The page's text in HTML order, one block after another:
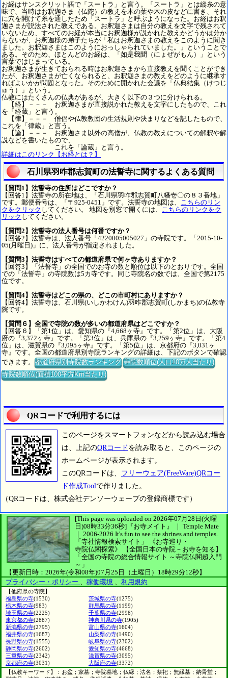
お経はサンスクリット語で「スートラ」と言う。「スートラ」とは縦糸の意
味で、当時はお釈迦さま（仏陀）の教えを木の葉や木の皮などに書き、それ
に穴を開けて糸を通したため「スートラ」と呼ぶようになった。お経はお釈
迦さまが説法された教えである。お釈迦さまは自分の教えを文字で残されて
いないため、すべてのお経が本当にお釈迦様が説かれた教えかどうかは分か
らないが、お釈迦様の弟子たちが「私はお釈迦さまの教えをこのように聞き
ました。お釈迦さまはこのようにおっしゃられていました。」ということで
ある。そのため、ほとんどのお経は、「如是我聞（にょぜがもん）」という
言葉ではじまっている。
お釈迦さまが生きておられる時はお釈迦さまから直接教えを聞くことができ
たが、お釈迦さまが亡くなられると、お釈迦さまの教えをどのように継承す
ればよいかが問題となった。そのために開かれた会議を「仏典結集（けつじ
ゅう）」という。
仏教にはたくさんの仏典があるが、大きく以下の３つに分けられる。
【経】－－－ お釈迦さまが直接説かれた教えを文字にしたもので、これ
を「経蔵」と言う。
【律】－－－ 僧侶や仏教教団の生活規則や決まりなどを記したもので、
これを「律蔵」と言う。
【論】－－－ お釈迦さま以外の高僧が、仏教の教えについての解釈や解
説などを書いたもので、
これを「論蔵」と言う。
詳細はこのリンク【お経とは？】
石川県羽咋郡志賀町の法誓寺に関するよくある質問
【質問1】法誓寺の住所はどこですか？
【回答1】法誓寺の所在地は、「石川県羽咋郡志賀町八幡壱〇の８３番地」
です。郵便番号は、「〒925-0451」です。法誓寺の地図は、 こちらのリン
クをクリック してください。 地図を別窓で開くには、 こちらのリンクをク
リック してください。
【質問2】法誓寺の法人番号は何番ですか？
【回答2】法誓寺は、法人番号「4220005005027」の寺院です。「2015-10-
05(月曜日)」に、法人番号が指定されました。
【質問3】法誓寺はすべての都道府県で何ヶ寺ありますか？
【回答3】「法誓寺」の全国でのお寺の数と順位は以下のとおりです。全国
での「法誓寺」の寺院数は5カ寺です。同じ寺院名の数では、全国で第2175
位です。
【質問4】法誓寺はどこの県の、どこの市町村にありますか？
【回答4】法誓寺は、石川県(いしかわけん)羽咋郡志賀町(しかまち)の仏教寺
院です。
【質問６】全国で寺院の数が多いの都道府県はどこですか？
【回答６】「第1位」は、愛知県の『4,668ヶ寺』です。「第2位」は、大阪
府の『3,372ヶ寺』です。「第3位」は、兵庫県の『3,259ヶ寺』です。「第4
位」は、滋賀県の『3,095ヶ寺』です。「第5位」は、京都府の『3,031ヶ
寺』です。全国の都道府県別寺院ランキングの詳細は、下記のボタンで確認
できます。都道府県別寺院数ランキング 寺院数順位(人口10万人当たり)
寺院数順位(面積100平方Km当たり)
QRコードで利用するには
このページをスマートフォンなどから読み込む場合
は、上記のQRコード を読み取ると、このページの
ホームページが表示されます。
このQRコードは、 フリーウェア(FreeWare)QRコー
ド作成Toolで作りました。
（QRコードは、株式会社デンソーウェーブの登録商標です）
[This page was uploaded on 2026年07月28日(火曜
日)08時33分36秒] 『お寺メイト』 ｜ Temple Mate
｜ 2006-2026 It's fun to see the shrines and temples.
「寺社情報検索サイト」
《お寺巡り・
寺院仏閣探索》
【全国日本の寺院－お寺を知る】
「全国の寺院の総合情報サイト ～寺院仏閣超入門
～」
【更新日時：2026年(令和08年)07月25日（土曜日）18時29分12秒】
プライバシー・ポリシー 、 稼働環境 、 利用規約
【他府県の寺院】
福島県の寺(1530) 茨城県の寺(1275)
栃木県の寺(983) 群馬県の寺(1199)
埼玉県の寺(2225) 千葉県の寺(2998)
東京都の寺(2887) 神奈川県の寺(1905)
新潟県の寺(2795) 富山県の寺(1604)
福井県の寺(1687) 山梨県の寺(1490)
長野県の寺(1555) 岐阜県の寺(2302)
静岡県の寺(2602) 愛知県の寺(4668)
三重県の寺(2342) 滋賀県の寺(3095)
京都府の寺(3031) 大阪府の寺(3372)
【仏教キーワード】：お盆；家墓；寺院墓地；仏縁；法名；祭祀；無縁墓；納骨堂；